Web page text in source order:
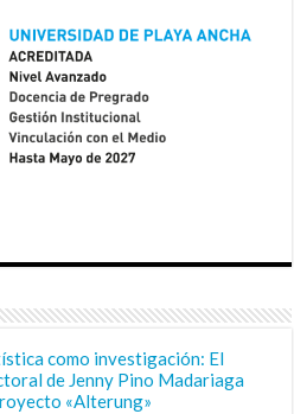
como investigación: El
de Jenny Pino Madariaga
«Alterung»